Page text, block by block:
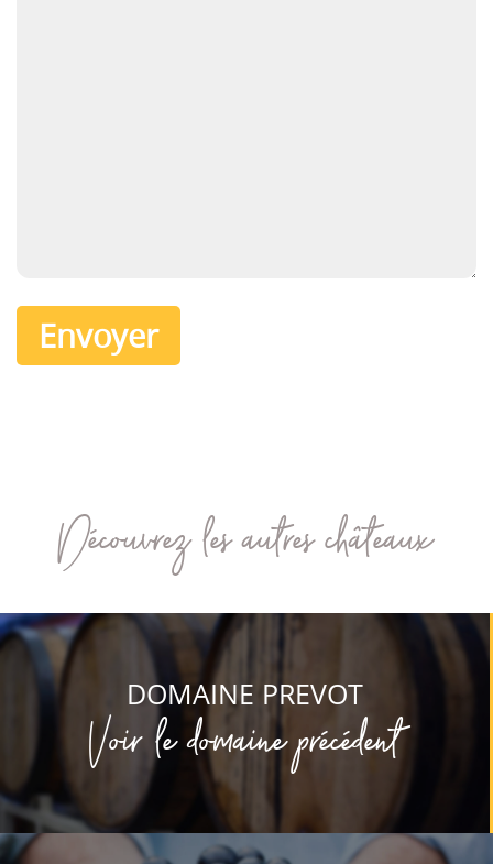
Découvrez les autres châteaux
DOMAINE PREVOT
Voir le domaine précédent